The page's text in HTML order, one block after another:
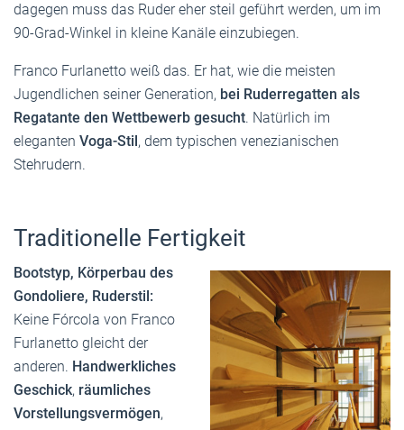
dagegen muss das Ruder eher steil geführt werden, um im
90-Grad-Winkel in kleine Kanäle einzubiegen.
Franco Furlanetto weiß das. Er hat, wie die meisten
Jugendlichen seiner Generation, bei Ruderregatten als
Regatante den Wettbewerb gesucht. Natürlich im
eleganten Voga-Stil, dem typischen venezianischen
Stehrudern.
Traditionelle Fertigkeit
Bootstyp, Körperbau des
Gondoliere, Ruderstil:
Keine Fórcola von Franco
Furlanetto gleicht der
anderen. Handwerkliches
Geschick, räumliches
Vorstellungsvermögen,